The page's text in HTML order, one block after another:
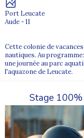
Port Leucate
Aude - 11
Cette colonie de
nautiques. Au
une journée au parc
l'aquazone de Leucate.
Stage